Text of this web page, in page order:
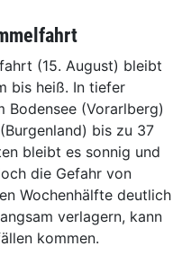
(15. August) bleibt
bis heiß. In tiefer
Bodensee (Vorarlberg)
bis zu 37
bleibt es sonnig und
die Gefahr von
Wochenhälfte deutlich
verlagern, kann
kommen.